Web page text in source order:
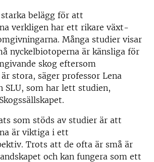
belägg för att
verkligen har ett rikare växt-
Många studier visar
nyckelbiotoperna är känsliga för
skog eftersom
stora, säger professor Lena
SLU, som har lett studien,
som stöds av studier är att
är viktiga i ett
Trots att de ofta är små är
och kan fungera som ett